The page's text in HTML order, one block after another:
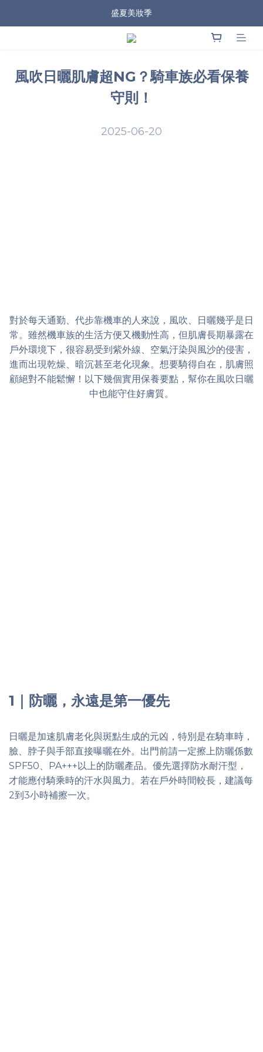
盛夏美妝季
風吹日曬肌膚超NG？騎車族必看保養
守則！
2025-06-20
對於每天通勤、代步靠機車的人來說，風吹、日曬幾乎是日
常。雖然機車族的生活方便又機動性高，但肌膚長期暴露在
戶外環境下，很容易受到紫外線、空氣汙染與風沙的侵害，
進而出現乾燥、暗沉甚至老化現象。想要騎得自在，肌膚照
顧絕對不能鬆懈！以下幾個實用保養要點，幫你在風吹日曬
中也能守住好膚質。
1｜防曬，永遠是第一優先
日曬是加速肌膚老化與斑點生成的元凶，特別是在騎車時，
臉、脖子與手部直接曝曬在外。出門前請一定擦上防曬係數
SPF50、PA+++以上的防曬產品。優先選擇防水耐汗型，
才能應付騎乘時的汗水與風力。若在戶外時間較長，建議每
2到3小時補擦一次。